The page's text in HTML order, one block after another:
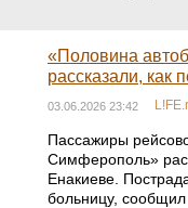
«Половина
рассказали, как
03.06.2026 23:42
Пассажиры
Симферополь»
Енакиеве.
больницу, сообщил